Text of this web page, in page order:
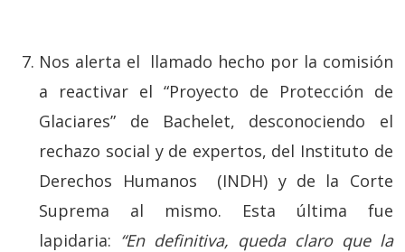
Nos alerta el llamado hecho por la comisión
a reactivar el “Proyecto de Protección de
Glaciares” de Bachelet, desconociendo el
rechazo social y de expertos, del Instituto de
Derechos Humanos (INDH) y de la Corte
Suprema al mismo. Esta última fue
lapidaria: “En definitiva, queda claro que la